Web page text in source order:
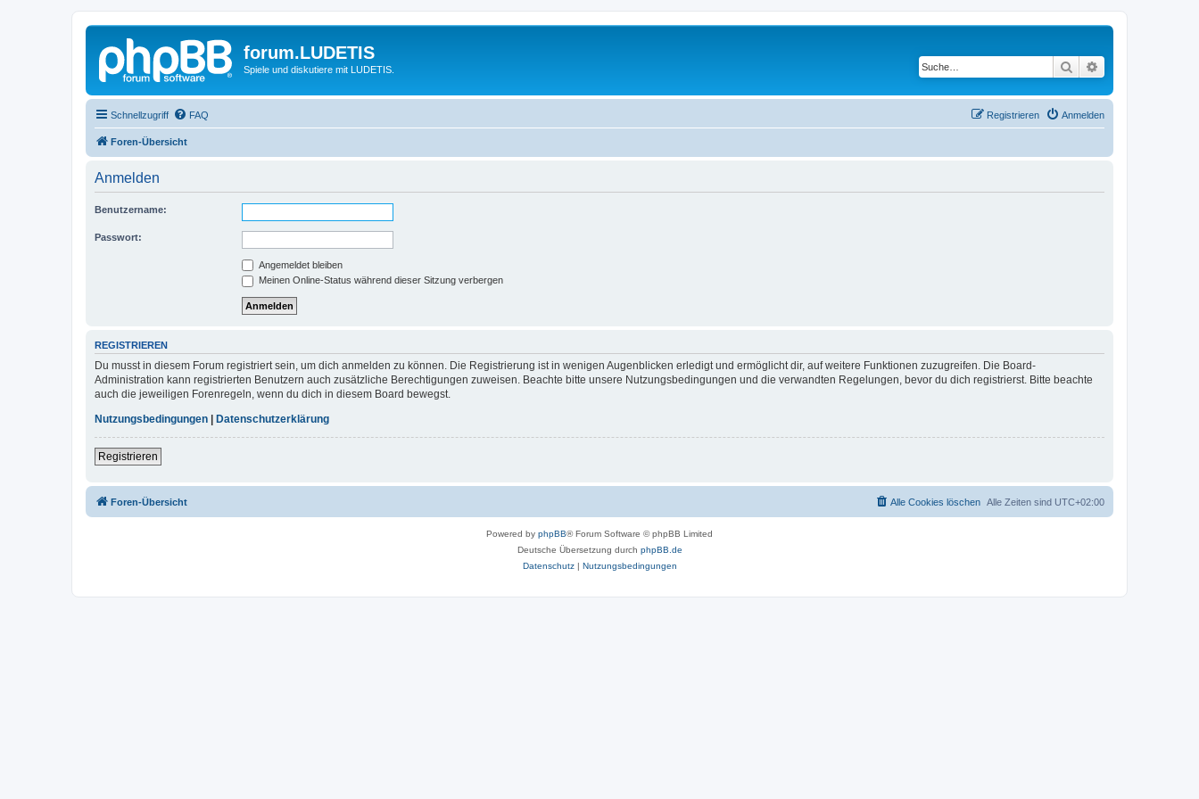
forum.LUDETIS
Spiele und diskutiere mit LUDETIS. Suche
Schnellzugriff FAQ Anmelden
Registrieren
Foren-Übersicht
Anmelden
Benutzername:
Passwort:
Angemeldet bleiben
Meinen Online-Status während dieser Sitzung verbergen
REGISTRIEREN
Du musst in diesem Forum registriert sein, um dich anmelden zu können. Die Registrierung ist in wenigen Augenblicken erledigt und ermöglicht dir, auf weitere Funktionen zuzugreifen. Die Board-
Administration kann registrierten Benutzern auch zusätzliche Berechtigungen zuweisen. Beachte bitte unsere Nutzungsbedingungen und die verwandten Regelungen, bevor du dich registrierst. Bitte beachte
auch die jeweiligen Forenregeln, wenn du dich in diesem Board bewegst.
Nutzungsbedingungen
Datenschutzerklärung
Registrieren
Foren-Übersicht Alle Zeiten sind UTC+02:00
Alle Cookies löschen
Powered by phpBB® Forum Software © phpBB Limited
Deutsche Übersetzung durch phpBB.de
Datenschutz| Nutzungsbedingungen